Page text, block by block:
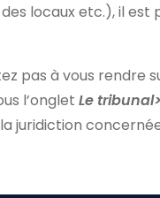
locaux etc.), il
pas à vous
l’onglet Le
juridiction